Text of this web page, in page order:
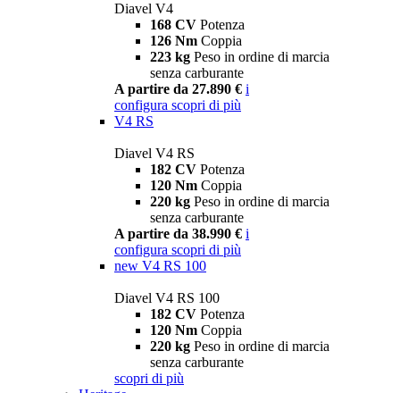
Diavel V4
168 CV Potenza
126 Nm Coppia
223 kg Peso in ordine di marcia
senza carburante
A partire da 27.890 € i
configura scopri di più
V4 RS
Diavel V4 RS
182 CV Potenza
120 Nm Coppia
220 kg Peso in ordine di marcia
senza carburante
A partire da 38.990 € i
configura scopri di più
new V4 RS 100
Diavel V4 RS 100
182 CV Potenza
120 Nm Coppia
220 kg Peso in ordine di marcia
senza carburante
scopri di più